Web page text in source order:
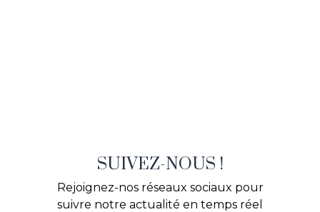
SUIVEZ-NOUS !
Rejoignez-nos réseaux sociaux pour
suivre notre actualité en temps réel